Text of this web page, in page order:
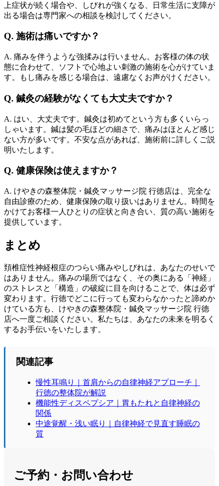
上症状が続く場合や、しびれが強くなる、日常生活に支障が
出る場合は専門家への相談を検討してください。
Q. 施術は痛いですか？
A. 痛みを伴うような強揉みは行いません。お客様の体の状
態に合わせて、ソフトで心地よい刺激の施術を心がけていま
す。もし痛みを感じる場合は、遠慮なくお声がけください。
Q. 鍼灸の経験がなくても大丈夫ですか？
A. はい、大丈夫です。鍼灸は初めてという方も多くいらっ
しゃいます。鍼は髪の毛ほどの細さで、痛みはほとんど感じ
ない方が多いです。不安な点があれば、施術前に詳しくご説
明いたします。
Q. 健康保険は使えますか？
A. けやきの森整体院・鍼灸マッサージ院 行徳店は、完全な
自由診療のため、健康保険の取り扱いはありません。時間を
かけてお客様一人ひとりの症状と向き合い、質の高い施術を
提供しています。
まとめ
頚椎症性神経根症のつらい痛みやしびれは、あなたのせいで
はありません。痛みの場所ではなく、その奥にある「神経」
のストレスと「構造」の破綻に目を向けることで、体は必ず
変わります。行徳でどこに行っても変わらなかったと諦めか
けている方も、けやきの森整体院・鍼灸マッサージ院 行徳
店へ一度ご相談ください。私たちは、あなたの未来を明るく
するお手伝いをいたします。
関連記事
慢性耳鳴り｜首肩からの自律神経アプローチ｜
行徳の整体院が解説
機能性ディスペプシア｜胃もたれと自律神経の
関係
中途覚醒・浅い眠り｜自律神経で見直す睡眠の
質
ご予約・お問い合わせ